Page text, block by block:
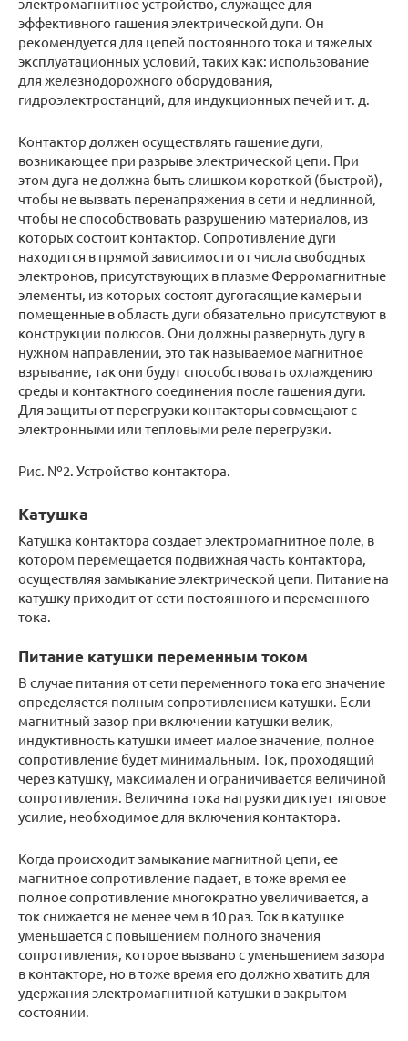
эффективного гашения электрической дуги. Он
рекомендуется для цепей постоянного тока и тяжелых
эксплуатационных условий, таких как: использование
для железнодорожного оборудования,
гидроэлектростанций, для индукционных печей и т. д.
Контактор должен осуществлять гашение дуги,
возникающее при разрыве электрической цепи. При
этом дуга не должна быть слишком короткой (быстрой),
чтобы не вызвать перенапряжения в сети и недлинной,
чтобы не способствовать разрушению материалов, из
которых состоит контактор. Сопротивление дуги
находится в прямой зависимости от числа свободных
электронов, присутствующих в плазме Ферромагнитные
элементы, из которых состоят дугогасящие камеры и
помещенные в область дуги обязательно присутствуют в
конструкции полюсов. Они должны развернуть дугу в
нужном направлении, это так называемое магнитное
взрывание, так они будут способствовать охлаждению
среды и контактного соединения после гашения дуги.
Для защиты от перегрузки контакторы совмещают с
электронными или тепловыми реле перегрузки.
Рис. №2. Устройство контактора.
Катушка
Катушка контактора создает электромагнитное поле, в
котором перемещается подвижная часть контактора,
осуществляя замыкание электрической цепи. Питание на
катушку приходит от сети постоянного и переменного
тока.
Питание катушки переменным током
В случае питания от сети переменного тока его значение
определяется полным сопротивлением катушки. Если
магнитный зазор при включении катушки велик,
индуктивность катушки имеет малое значение, полное
сопротивление будет минимальным. Ток, проходящий
через катушку, максимален и ограничивается величиной
сопротивления. Величина тока нагрузки диктует тяговое
усилие, необходимое для включения контактора.
Когда происходит замыкание магнитной цепи, ее
магнитное сопротивление падает, в тоже время ее
полное сопротивление многократно увеличивается, а
ток снижается не менее чем в 10 раз. Ток в катушке
уменьшается с повышением полного значения
сопротивления, которое вызвано с уменьшением зазора
в контакторе, но в тоже время его должно хватить для
удержания электромагнитной катушки в закрытом
состоянии.